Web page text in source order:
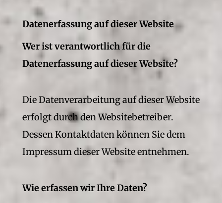
Datenerfassung auf dieser Website
Wer ist verantwortlich für die
Datenerfassung auf dieser Website?
Die Datenverarbeitung auf dieser Website
erfolgt durch den Websitebetreiber.
Dessen Kontaktdaten können Sie dem
Impressum dieser Website entnehmen.
Wie erfassen wir Ihre Daten?